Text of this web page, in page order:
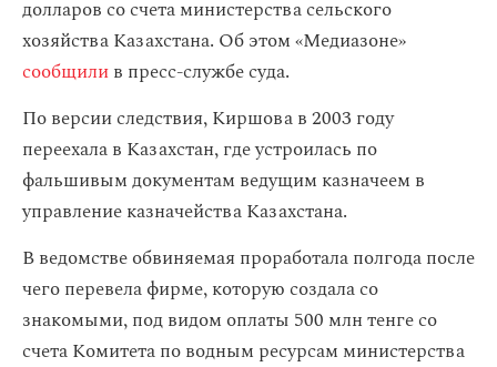
долларов со счета министерства сельского
хозяйства Казахстана. Об этом «Медиазоне»
сообщилив пресс-службе суда.
По версии следствия, Киршова в 2003 году
переехала в Казахстан, где устроилась по
фальшивым документам ведущим казначеем в
управление казначейства Казахстана.
В ведомстве обвиняемая проработала полгода после
чего перевела фирме, которую создала со
знакомыми, под видом оплаты 500 млн тенге со
счета Комитета по водным ресурсам министерства